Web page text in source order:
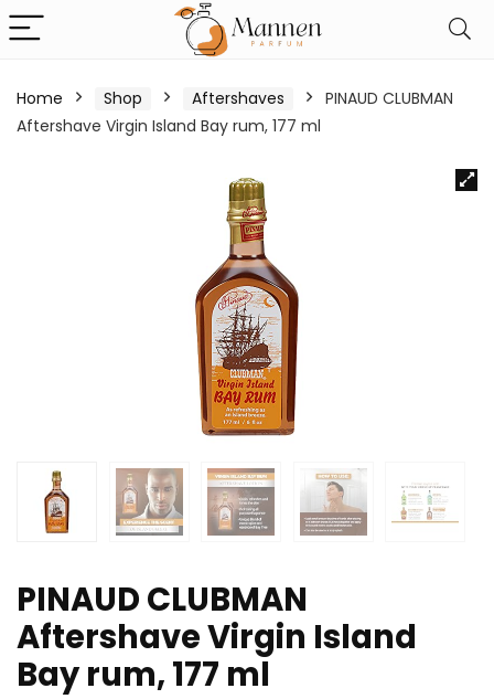
Home Shop Aftershaves
PINAUD CLUBMAN
Aftershave Virgin Island Bay rum, 177 ml
PINAUD CLUBMAN
Aftershave Virgin Island
Bay rum, 177 ml